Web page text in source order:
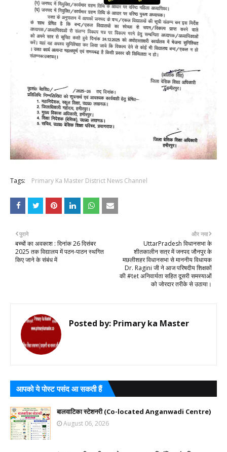
Tags: Primary Ka Master District News Channel
और नया
UttarPradesh विधानसभा के
शीतकालीन सत्र में जनपद जौनपुर के
मछलीशहर विधानसभा से माननीय विधायक
Dr. Ragini जी ने आज परिषदीय शिक्षकों
की #tet अनिवार्यता सहित दूसरी समस्याओं
को जोरदार तरीके से उठाया।
पुराने
बच्चों का अवकाश : दिनांक 26 दिसंबर
2025 तक विद्यालय में पठन-पाठन स्थगित
किए जाने के संबंध में
Posted by: Primary ka Master
आपको ये पोस्ट पसंद आ सकती हैं
बालवाटिका स्टेशनरी (Co-located Anganwadi Centre)
August 06, 2026